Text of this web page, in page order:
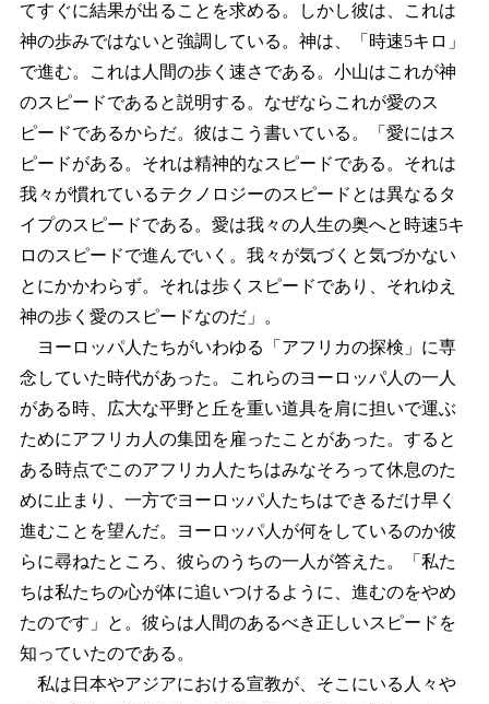
てすぐに結果が出ることを求める。しかし彼は、これは
神の歩みではないと強調している。神は、「時速5キロ」
で進む。これは人間の歩く速さである。小山はこれが神
のスピードであると説明する。なぜならこれが愛のス
ピードであるからだ。彼はこう書いている。「愛にはス
ピードがある。それは精神的なスピードである。それは
我々が慣れているテクノロジーのスピードとは異なるタ
イプのスピードである。愛は我々の人生の奥へと時速5キ
ロのスピードで進んでいく。我々が気づくと気づかない
とにかかわらず。それは歩くスピードであり、それゆえ
神の歩く愛のスピードなのだ」。
ヨーロッパ人たちがいわゆる「アフリカの探検」に専
念していた時代があった。これらのヨーロッパ人の一人
がある時、広大な平野と丘を重い道具を肩に担いで運ぶ
ためにアフリカ人の集団を雇ったことがあった。すると
ある時点でこのアフリカ人たちはみなそろって休息のた
めに止まり、一方でヨーロッパ人たちはできるだけ早く
進むことを望んだ。ヨーロッパ人が何をしているのか彼
らに尋ねたところ、彼らのうちの一人が答えた。「私た
ちは私たちの心が体に追いつけるように、進むのをやめ
たのです」と。彼らは人間のあるべき正しいスピードを
知っていたのである。
私は日本やアジアにおける宣教が、そこにいる人々や